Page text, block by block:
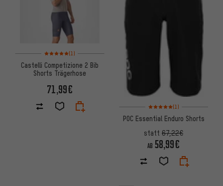
Bewertungen: 5 von 5 basierend auf 1 Bewertungen
(1)
Castelli Competizione 2 Bib
Shorts Trägerhose
71,99€
Bewertungen: 5 von 5
(1)
POC Essential Enduro Shorts
statt 67,22€
AB 58,99€